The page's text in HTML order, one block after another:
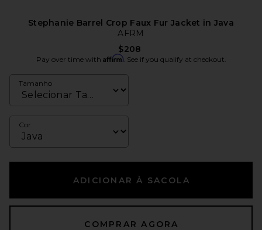
Stephanie Barrel Crop Faux Fur Jacket in Java
AFRM
$208
Pay over time with Affirm. See if you qualify at checkout.
Tamanho
Cor
ADICIONAR À SACOLA
COMPRAR AGORA